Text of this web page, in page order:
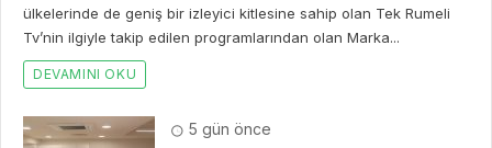
ülkelerinde de geniş bir izleyici kitlesine sahip olan Tek Rumeli
Tv’nin ilgiyle takip edilen programlarından olan Marka...
DEVAMINI OKU
5 gün önce